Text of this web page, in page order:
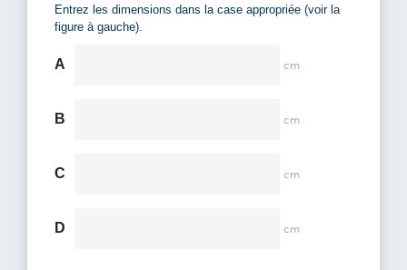
Entrez les dimensions dans la case appropriée (voir la
figure à gauche).
A cm
B cm
C cm
D cm